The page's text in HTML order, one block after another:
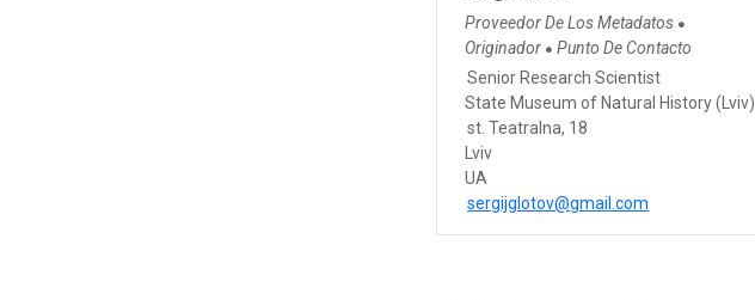
Proveedor De Los Metadatos ●
Originador ● Punto De Contacto
Senior Research Scientist
State Museum of Natural History (Lviv)
st. Teatralna, 18
Lviv
UA
sergijglotov@gmail.com